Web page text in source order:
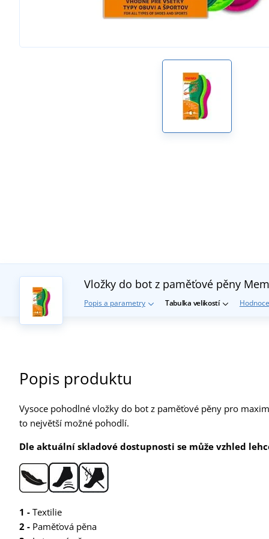
Vložky do bot z paměťové pěny
Popis a parametry Tabulka velikostí
Popis produktu
Vysoce pohodlné vložky do bot z paměťové pěny pro
to největší možné pohodlí.
Dle aktuální skladové dostupnosti se může vzhled
1 - Textilie
2 - Paměťová pěna